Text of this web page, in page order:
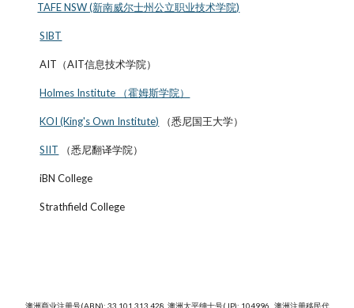
TAFE NSW (新南威尔士州公立职业技术学院)
SIBT
AIT（AIT信息技术学院）
Holmes Institute （霍姆斯学院）
KOI (King's Own Institute) （悉尼国王大学）
SIIT （悉尼翻译学院）
iBN College
Strathfield College
澳洲商业注册号(ABN): 33 101 313 428 澳洲太平绅士号(JP): 104996 澳洲注册移民代